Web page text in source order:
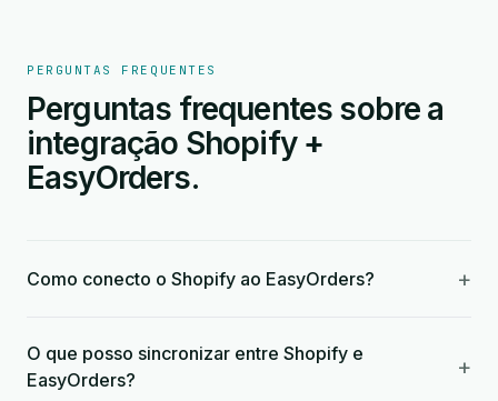
PERGUNTAS FREQUENTES
Perguntas frequentes sobre a
integração Shopify +
EasyOrders.
Como conecto o Shopify ao EasyOrders? +
O que posso sincronizar entre Shopify e
EasyOrders?
+